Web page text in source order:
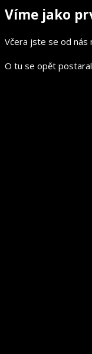
Víme jako
Včera jste se od nás
O tu se opět